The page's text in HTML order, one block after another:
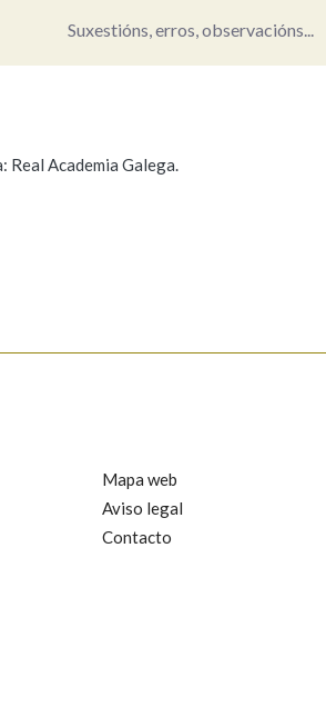
Suxestións, erros, observacións...
Real Academia Galega.
Mapa web
Aviso legal
Contacto